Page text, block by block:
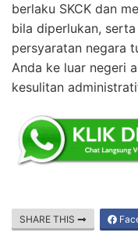
berlaku SKCK dan
bila diperlukan,
persyaratan negara
Anda ke luar negeri
kesulitan
SHARE THIS